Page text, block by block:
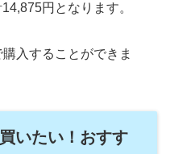
円となります。
入することができま
いたい！おすす